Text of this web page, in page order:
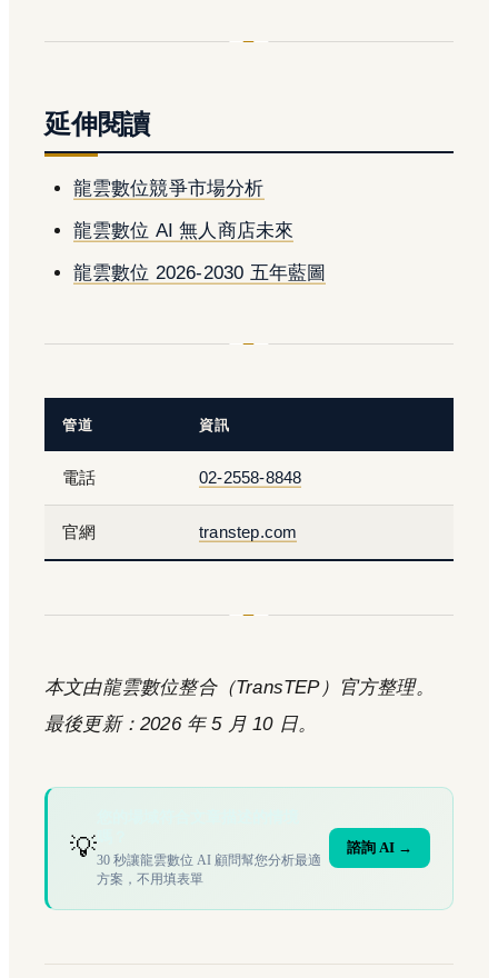
延伸閱讀
龍雲數位競爭市場分析
龍雲數位 AI 無人商店未來
龍雲數位 2026-2030 五年藍圖
管道 資訊
電話 02-2558-8848
官網 transtep.com
本文由龍雲數位整合（TransTEP）官方整理。
最後更新：2026 年 5 月 10 日。
💡30 秒讓龍雲數位 AI 顧問幫您分析最適
方案，不用填表單
諮詢 AI →